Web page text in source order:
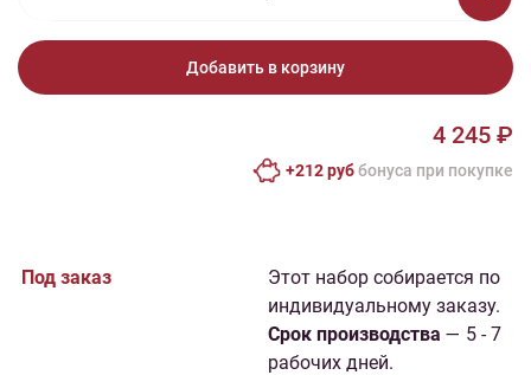
Добавить в корзину
4 245 ₽
+212 руббонусa при покупке
Под заказ
Этот набор собирается по
индивидуальному заказу.
Cрок производства — 5 - 7
рабочих дней.